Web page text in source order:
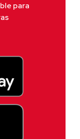
para